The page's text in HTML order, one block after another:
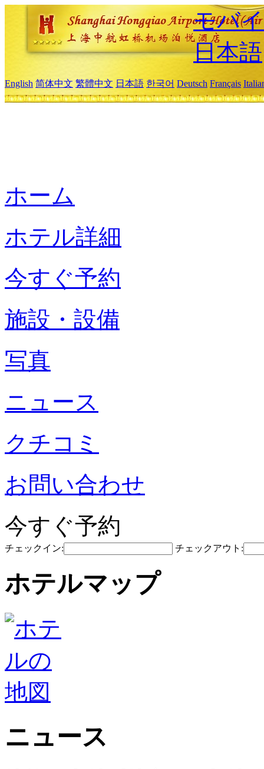
モバ
日本語
English 简体中文 繁體中文 日本語 한국어 Deutsch Français
ホーム
ホテル詳細
今すぐ予約
施設・設備
写真
ニュース
クチコミ
お問い合わせ
今すぐ予約
チェックイン: チェックアウト:
ホテルマップ
ニュース